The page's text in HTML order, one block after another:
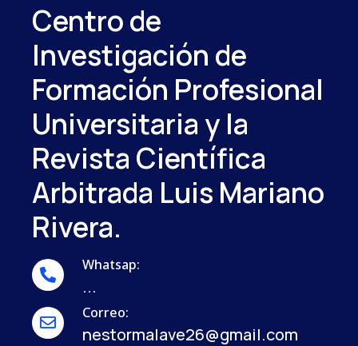
Centro de
Investigación de
Formación Profesional
Universitaria y la
Revista Científica
Arbitrada Luis Mariano
Rivera.
Whatsap:
...
Correo:
nestormalave26@gmail.com